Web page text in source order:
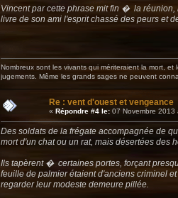
Vincent par cette phrase mit fin � la réunion,
livre de son ami l'esprit chassé des peurs et
Nombreux sont les vivants qui mériteraient la mort,
jugements. Même les grands sages ne peuvent
Re : vent d'ouest et vengeance
« Répondre #4 le: 07 Novembre 2013
Des soldats de la frégate accompagnée de
mort d'un chat ou un rat, mais désertées des
Ils tapèrent � certaines portes, forçant
feuille de palmier étaient d'anciens criminel
regarder leur modeste demeure pillée.